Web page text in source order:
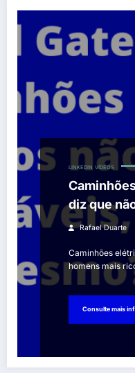
LINKEDIN VÍDEOS
diz que
Rafael Duarte
Caminhões
homens mais
Consulte mais